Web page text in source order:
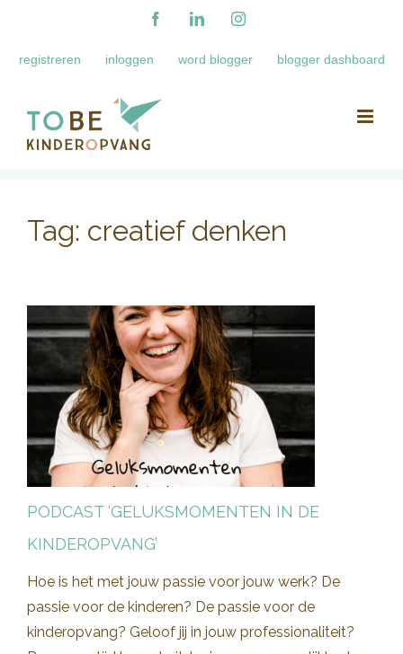
inhoud
FacebookLinkedInInstagram
registreren inloggen word blogger blogger dashboard
Tag: creatief denken
PODCAST ‘GELUKSMOMENTEN IN DE
KINDEROPVANG’
Hoe is het met jouw passie voor jouw werk? De
passie voor de kinderen? De passie voor de
kinderopvang? Geloof jij in jouw professionaliteit?